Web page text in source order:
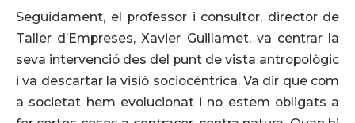
Seguidament, el professor i consultor, director de
Taller d’Empreses, Xavier Guillamet, va centrar la
seva intervenció des del punt de vista antropològic
i va descartar la visió sociocèntrica. Va dir que com
a societat hem evolucionat i no estem obligats a